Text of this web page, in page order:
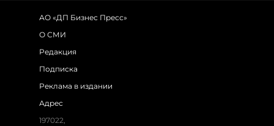
АО «ДП Бизнес Пресс»
О СМИ
Редакция
Подписка
Реклама в издании
Адрес
197022,